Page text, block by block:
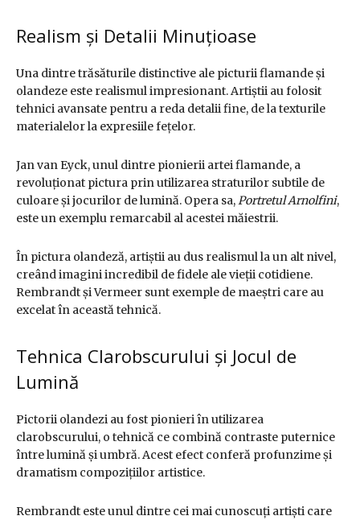
Realism și Detalii Minuțioase
Una dintre trăsăturile distinctive ale picturii flamande și
olandeze este realismul impresionant. Artiștii au folosit
tehnici avansate pentru a reda detalii fine, de la texturile
materialelor la expresiile fețelor.
Jan van Eyck, unul dintre pionierii artei flamande, a
revoluționat pictura prin utilizarea straturilor subtile de
culoare și jocurilor de lumină. Opera sa, Portretul Arnolfini,
este un exemplu remarcabil al acestei măiestrii.
În pictura olandeză, artiștii au dus realismul la un alt nivel,
creând imagini incredibil de fidele ale vieții cotidiene.
Rembrandt și Vermeer sunt exemple de maeștri care au
excelat în această tehnică.
Tehnica Clarobscurului și Jocul de
Lumină
Pictorii olandezi au fost pionieri în utilizarea
clarobscurului, o tehnică ce combină contraste puternice
între lumină și umbră. Acest efect conferă profunzime și
dramatism compozițiilor artistice.
Rembrandt este unul dintre cei mai cunoscuți artiști care